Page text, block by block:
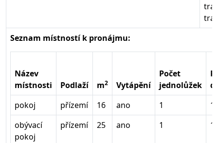
Seznam místností k pronájmu:
Název
místnosti
Podlaží m2 Vytápění
Počet
jednolůžek
pokoj
přízemí 16 ano 1
1
obývací
pokoj
přízemí 25 ano 1 1